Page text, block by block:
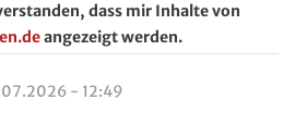
dass mir Inhalte von
angezeigt werden.
- 12:49